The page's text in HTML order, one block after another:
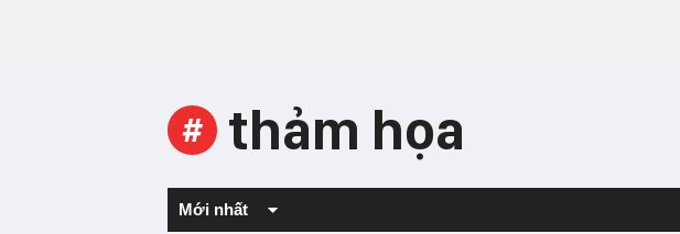
# thảm họa
Mới nhất